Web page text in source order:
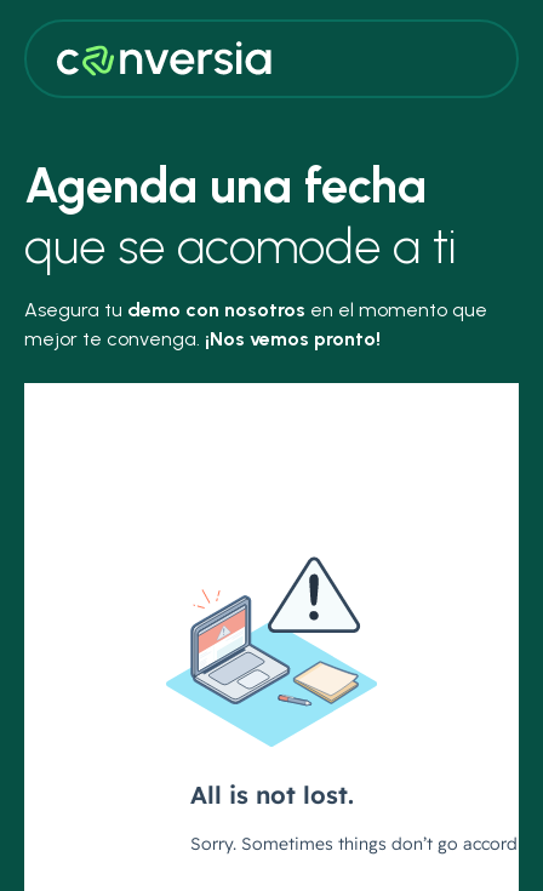
Agenda una fecha
que se acomode a ti
Asegura tu demo con nosotros en el momento que
mejor te convenga. ¡Nos vemos pronto!